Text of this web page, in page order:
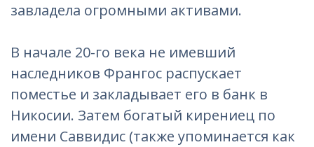
завладела огромными активами.
В начале 20-го века не имевший
наследников Франгос распускает
поместье и закладывает его в банк в
Никосии. Затем богатый кирениец по
имени Саввидис (также упоминается как